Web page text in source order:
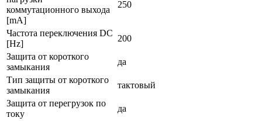
коммутационного выхода
[mA]
250
Частота переключения DC
[Hz]
200
Защита от короткого
замыкания
да
Тип защиты от короткого
замыкания
тактовый
Защита от перегрузок по
току
да